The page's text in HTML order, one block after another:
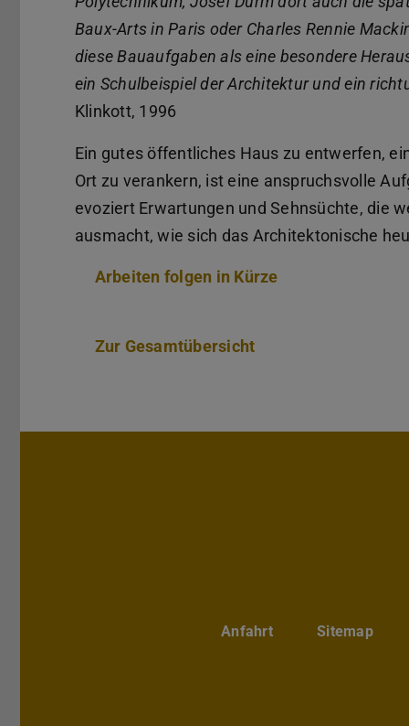
Baux-Arts in Paris oder Charles Rennie
diese Bauaufgaben als eine besondere
ein Schulbeispiel der Architektur und ein
Klinkott, 1996
Ein gutes öffentliches Haus zu entwerfen,
Ort zu verankern, ist eine anspruchsvolle
evoziert Erwartungen und Sehnsüchte, die
ausmacht, wie sich das Architektonische
Arbeiten folgen in Kürze
Zur Gesamtübersicht
Anfahrt Sitemap